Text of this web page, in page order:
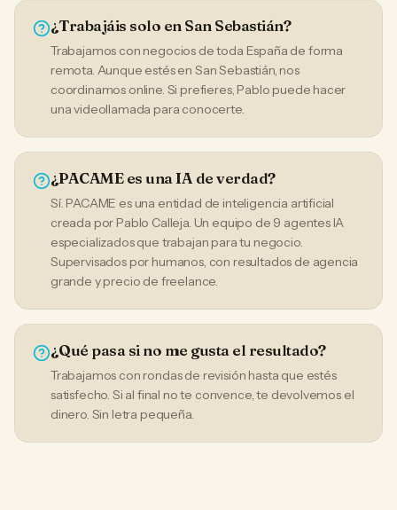
¿Trabajáis solo en San Sebastián?
Trabajamos con negocios de toda España de forma
remota. Aunque estés en San Sebastián, nos
coordinamos online. Si prefieres, Pablo puede hacer
una videollamada para conocerte.
¿PACAME es una IA de verdad?
Sí. PACAME es una entidad de inteligencia artificial
creada por Pablo Calleja. Un equipo de 9 agentes IA
especializados que trabajan para tu negocio.
Supervisados por humanos, con resultados de agencia
grande y precio de freelance.
¿Qué pasa si no me gusta el resultado?
Trabajamos con rondas de revisión hasta que estés
satisfecho. Si al final no te convence, te devolvemos el
dinero. Sin letra pequeña.